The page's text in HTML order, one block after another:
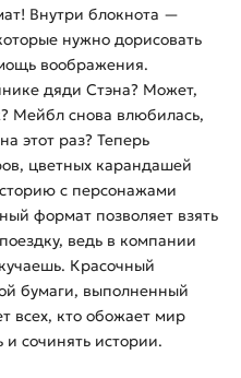
Внутри блокнота —
нужно дорисовать
воображения.
дяди Стэна? Может,
Мейбл снова влюбилась,
этот раз? Теперь
цветных карандашей
с персонажами
формат позволяет взять
ведь в компании
Красочный
бумаги, выполненный
всех, кто обожает мир
сочинять истории.